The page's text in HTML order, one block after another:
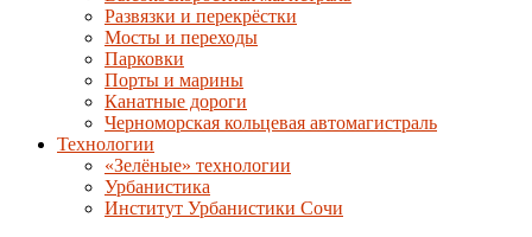
Развязки и перекрёстки
Мосты и переходы
Парковки
Порты и марины
Канатные дороги
Черноморская кольцевая автомагистраль
Технологии
«Зелёные» технологии
Урбанистика
Институт Урбанистики Сочи